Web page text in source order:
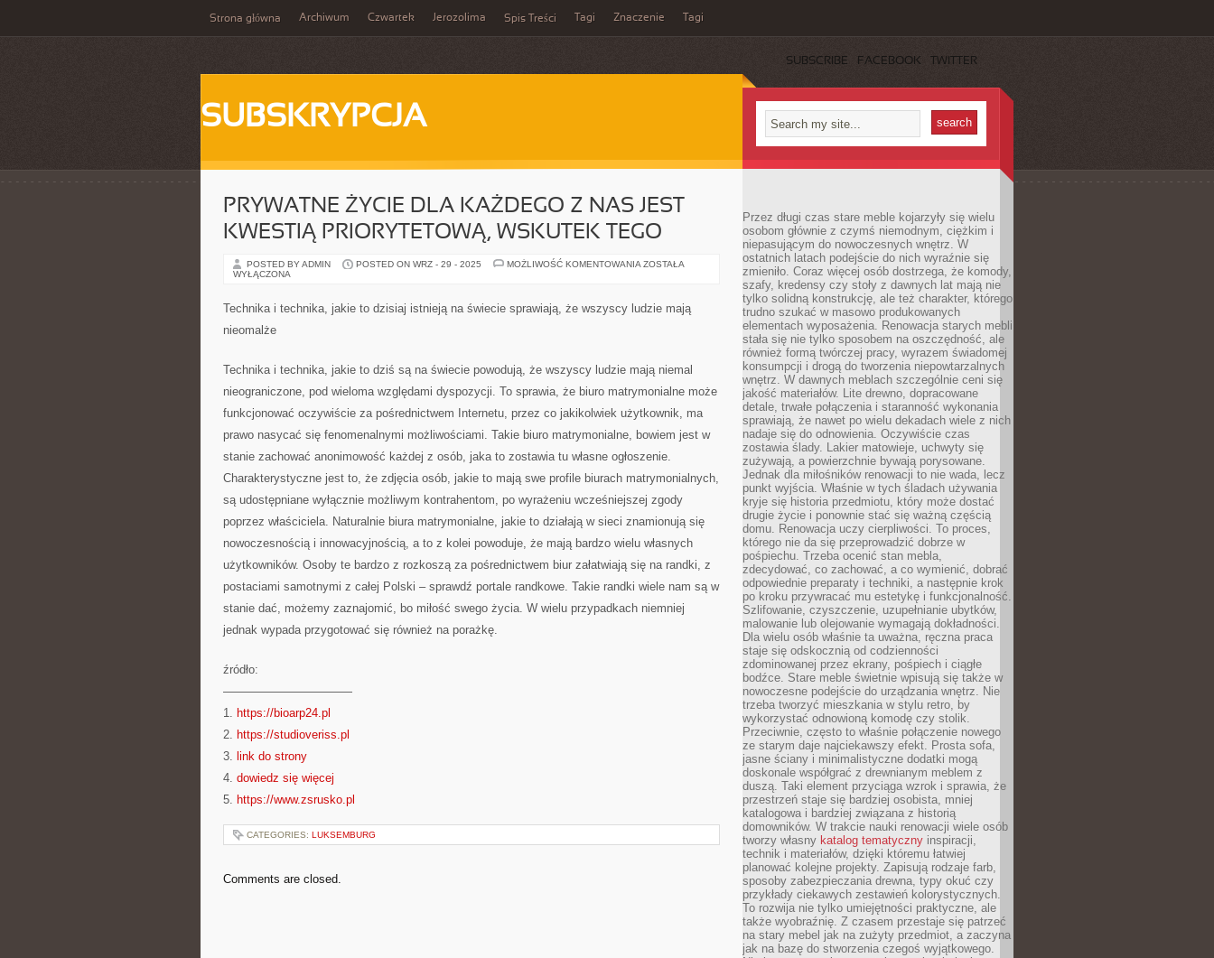
Strona główna Archiwum Czwartek Jerozolima Spis Treści Tagi Znaczenie Tagi
SUBSCRIBE FACEBOOK TWITTER
SUBSKRYPCJA
PRYWATNE ŻYCIE DLA KAŻDEGO Z NAS JEST
KWESTIĄ PRIORYTETOWĄ, WSKUTEK TEGO
POSTED BY ADMIN POSTED ON WRZ - 29 - 2025 MOŻLIWOŚĆ KOMENTOWANIA PRYWATNE
Z
NAS
ZOSTAŁA
WYŁĄCZONA
Technika i technika, jakie to dzisiaj istnieją na świecie sprawiają, że wszyscy ludzie mają
nieomalże
Technika i technika, jakie to dziś są na świecie powodują, że wszyscy ludzie mają niemal
nieograniczone, pod wieloma względami dyspozycji. To sprawia, że biuro matrymonialne może
funkcjonować oczywiście za pośrednictwem Internetu, przez co jakikolwiek użytkownik, ma
prawo nasycać się fenomenalnymi możliwościami. Takie biuro matrymonialne, bowiem jest w
stanie zachować anonimowość każdej z osób, jaka to zostawia tu własne ogłoszenie.
Charakterystyczne jest to, że zdjęcia osób, jakie to mają swe profile biurach matrymonialnych,
są udostępniane wyłącznie możliwym kontrahentom, po wyrażeniu wcześniejszej zgody
poprzez właściciela. Naturalnie biura matrymonialne, jakie to działają w sieci znamionują się
nowoczesnością i innowacyjnością, a to z kolei powoduje, że mają bardzo wielu własnych
użytkowników. Osoby te bardzo z rozkoszą za pośrednictwem biur załatwiają się na randki, z
postaciami samotnymi z całej Polski – sprawdź portale randkowe. Takie randki wiele nam są w
stanie dać, możemy zaznajomić, bo miłość swego życia. W wielu przypadkach niemniej
jednak wypada przygotować się również na porażkę.
źródło:
———————————
1. https://bioarp24.pl
2. https://studioveriss.pl
3. link do strony
4. dowiedz się więcej
5. https://www.zsrusko.pl
CATEGORIES: LUKSEMBURG
Comments are closed.
Przez długi czas stare meble kojarzyły się wielu
osobom głównie z czymś niemodnym, ciężkim i
niepasującym do nowoczesnych wnętrz. W
ostatnich latach podejście do nich wyraźnie się
zmieniło. Coraz więcej osób dostrzega, że komody,
szafy, kredensy czy stoły z dawnych lat mają nie
tylko solidną konstrukcję, ale też charakter, którego
trudno szukać w masowo produkowanych
elementach wyposażenia. Renowacja starych mebli
stała się nie tylko sposobem na oszczędność, ale
również formą twórczej pracy, wyrazem świadomej
konsumpcji i drogą do tworzenia niepowtarzalnych
wnętrz. W dawnych meblach szczególnie ceni się
jakość materiałów. Lite drewno, dopracowane
detale, trwałe połączenia i staranność wykonania
sprawiają, że nawet po wielu dekadach wiele z nich
nadaje się do odnowienia. Oczywiście czas
zostawia ślady. Lakier matowieje, uchwyty się
zużywają, a powierzchnie bywają porysowane.
Jednak dla miłośników renowacji to nie wada, lecz
punkt wyjścia. Właśnie w tych śladach używania
kryje się historia przedmiotu, który może dostać
drugie życie i ponownie stać się ważną częścią
domu. Renowacja uczy cierpliwości. To proces,
którego nie da się przeprowadzić dobrze w
pośpiechu. Trzeba ocenić stan mebla,
zdecydować, co zachować, a co wymienić, dobrać
odpowiednie preparaty i techniki, a następnie krok
po kroku przywracać mu estetykę i funkcjonalność.
Szlifowanie, czyszczenie, uzupełnianie ubytków,
malowanie lub olejowanie wymagają dokładności.
Dla wielu osób właśnie ta uważna, ręczna praca
staje się odskocznią od codzienności
zdominowanej przez ekrany, pośpiech i ciągłe
bodźce. Stare meble świetnie wpisują się także w
nowoczesne podejście do urządzania wnętrz. Nie
trzeba tworzyć mieszkania w stylu retro, by
wykorzystać odnowioną komodę czy stolik.
Przeciwnie, często to właśnie połączenie nowego
ze starym daje najciekawszy efekt. Prosta sofa,
jasne ściany i minimalistyczne dodatki mogą
doskonale współgrać z drewnianym meblem z
duszą. Taki element przyciąga wzrok i sprawia, że
przestrzeń staje się bardziej osobista, mniej
katalogowa i bardziej związana z historią
domowników. W trakcie nauki renowacji wiele osób
tworzy własny katalog tematyczny inspiracji,
technik i materiałów, dzięki któremu łatwiej
planować kolejne projekty. Zapisują rodzaje farb,
sposoby zabezpieczania drewna, typy okuć czy
przykłady ciekawych zestawień kolorystycznych.
To rozwija nie tylko umiejętności praktyczne, ale
także wyobraźnię. Z czasem przestaje się patrzeć
na stary mebel jak na zużyty przedmiot, a zaczyna
jak na bazę do stworzenia czegoś wyjątkowego.